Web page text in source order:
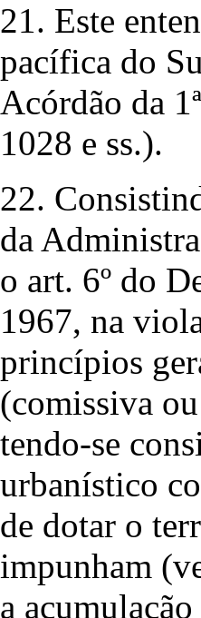
21. Este
pacífica do
Acórdão da
1028 e ss.).
22.
da
o art. 6º do
1967, na
princípios
(comissiva
tendo-se
urbanístico
de dotar o
impunham
a